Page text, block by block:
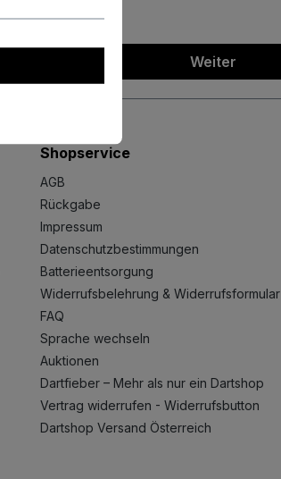
Weiter
Shopservice
AGB
Rückgabe
Impressum
Datenschutzbestimmungen
Batterieentsorgung
Widerrufsbelehrung & Widerrufsformular
FAQ
Sprache wechseln
Auktionen
Dartfieber – Mehr als nur ein Dartshop
Vertrag widerrufen - Widerrufsbutton
Dartshop Versand Österreich